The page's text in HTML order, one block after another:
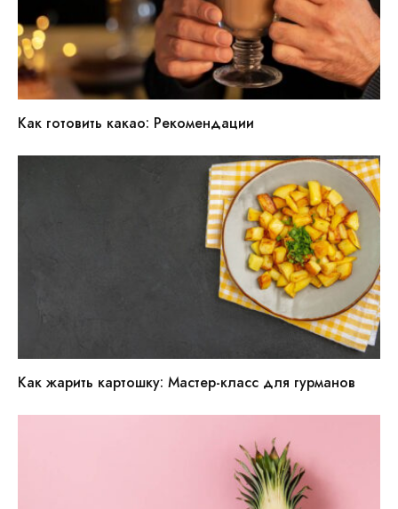
Как готовить какао: Рекомендации
Как жарить картошку: Мастер-класс для гурманов